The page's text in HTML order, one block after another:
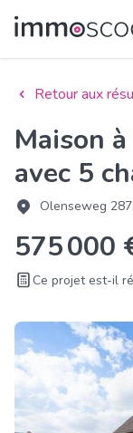
Retour aux
Maison à vendre à Westerlo
avec 5
Olenseweg
575 000
Ce projet est-il